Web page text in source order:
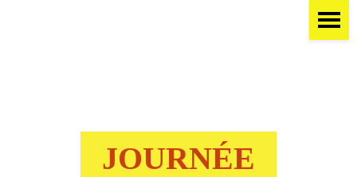
JOURNÉE